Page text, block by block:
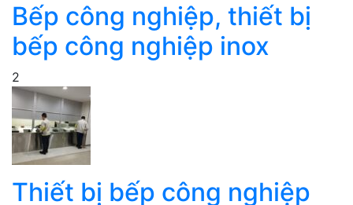
Bếp công nghiệp, thiết bị
bếp công nghiệp inox
2
Thiết bị bếp công nghiệp